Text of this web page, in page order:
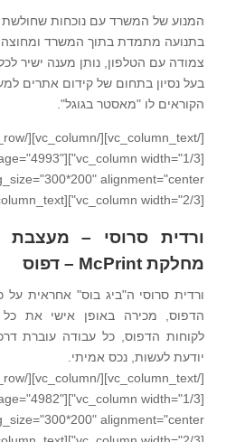
המנוע של המשרד עם נוכחות שחולשת
בתנועה מתמדת בתוך המשרד ומחוצה
צמודה עם הטלפון, נותן מענה ישיר
הקוראים לו "מאסטר בגוגל".
image="4993"
[vc_column width="2/3"][vc_column_text]
ורדית סרוסי – מעצבת
מחלקת McPrint – דפוס
ורדית סרוסי ה"ביג בוס" אחראית
הדפוס, מכירה באופן אישי את כל
לקוחות הדפוס, כל עבודה עוברת
יודעת לעשות, נכס אמיתי.
image="4982"